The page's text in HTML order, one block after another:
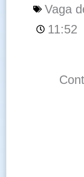
Vaga
11:52